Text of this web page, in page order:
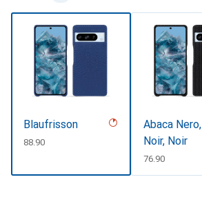
Blaufrisson
CHF
88.90
Abaca Nero,
Noir, Noir
CHF
76.90